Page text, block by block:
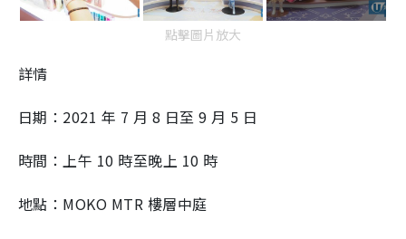
點擊圖片放大
詳情
日期：2021 年 7 月 8 日至 9 月 5 日
時間：上午 10 時至晚上 10 時
地點：MOKO MTR 樓層中庭